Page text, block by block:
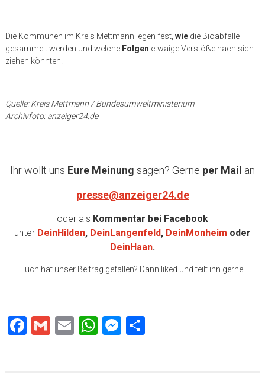
Die Kommunen im Kreis Mettmann legen fest, wiedie Bioabfälle
gesammelt werden und welche Folgen etwaige Verstöße nach sich
ziehen könnten.
Quelle: Kreis Mettmann / Bundesumweltministerium
Archivfoto: anzeiger24.de
Ihr wollt uns Eure Meinung sagen? Gerne per Mail an
presse@anzeiger24.de
oder als Kommentar bei Facebook
unter DeinHilden, DeinLangenfeld, DeinMonheim oder
DeinHaan.
Euch hat unser Beitrag gefallen? Dann liked und teilt ihn gerne.
Facebook
Gmail
EmailWhatsApp
Messenger
Teilen